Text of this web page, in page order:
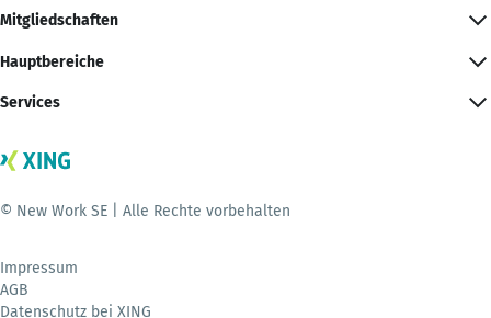
Mitgliedschaften
Hauptbereiche
Services
© New Work SE | Alle Rechte vorbehalten
Impressum
AGB
Datenschutz bei XING